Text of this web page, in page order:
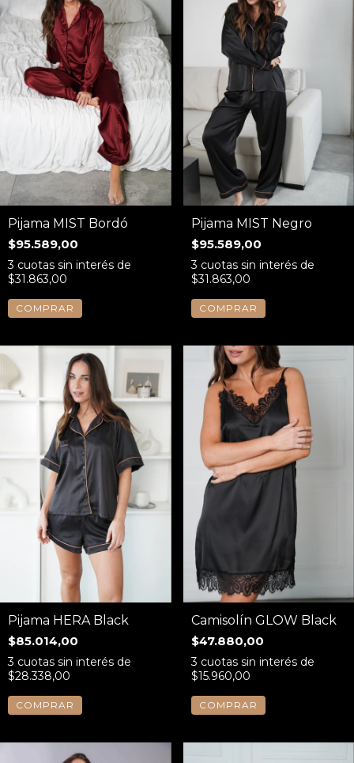
Pijama MIST Bordó
$95.589,00
3 cuotas sin interés de
$31.863,00
COMPRAR
Pijama MIST Negro
$95.589,00
3 cuotas sin interés de
$31.863,00
COMPRAR
Pijama HERA Black
$85.014,00
3 cuotas sin interés de
$28.338,00
COMPRAR
Camisolín GLOW Black
$47.880,00
3 cuotas sin interés de
$15.960,00
COMPRAR